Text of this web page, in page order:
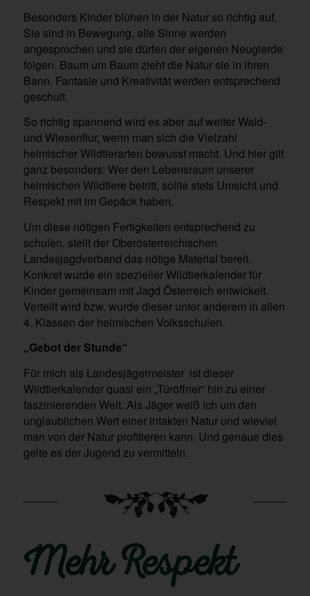
Besonders Kinder blühen in der Natur so richtig auf.
Sie sind in Bewegung, alle Sinne werden
angesprochen und sie dürfen der eigenen Neugierde
folgen. Baum um Baum zieht die Natur sie in ihren
Bann. Fantasie und Kreativität werden entsprechend
geschult.
So richtig spannend wird es aber auf weiter Wald-
und Wiesenflur, wenn man sich die Vielzahl
heimischer Wildtierarten bewusst macht. Und hier gilt
ganz besonders: Wer den Lebensraum unserer
heimischen Wildtiere betritt, sollte stets Umsicht und
Respekt mit im Gepäck haben.
Um diese nötigen Fertigkeiten entsprechend zu
schulen, stellt der Oberösterreichischen
Landesjagdverband das nötige Material bereit.
Konkret wurde ein spezieller Wildtierkalender für
Kinder gemeinsam mit Jagd Österreich entwickelt.
Verteilt wird bzw. wurde dieser unter anderem in allen
4. Klassen der heimischen Volksschulen.
„Gebot der Stunde“
Für mich als Landesjägermeister ist dieser
Wildtierkalender quasi ein „Türöffner“ hin zu einer
faszinierenden Welt. Als Jäger weiß ich um den
unglaublichen Wert einer intakten Natur und wieviel
man von der Natur profitieren kann. Und genaue dies
gelte es der Jugend zu vermitteln.
Mehr Respekt